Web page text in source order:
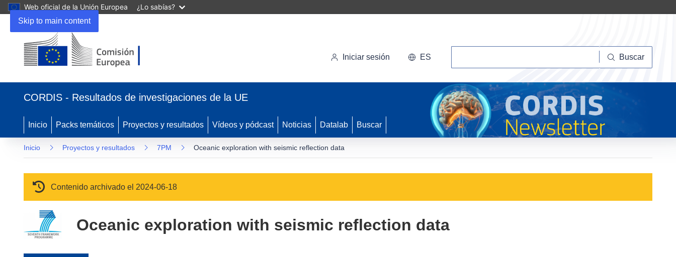
Skip to main content
Web oficial de la Unión Europea ¿Lo sabías?
Iniciar sesión ES Buscar
CORDIS - Resultados de investigaciones de la UE
Inicio Packs temáticos Proyectos y resultados Vídeos y pódcast Noticias Datalab Buscar
Inicio Proyectos y resultados 7PM Oceanic exploration with seismic reflection data
Contenido archivado el 2024-06-18
Oceanic exploration with seismic reflection data